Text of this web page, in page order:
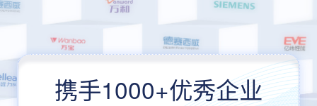
携手1000+优秀企业